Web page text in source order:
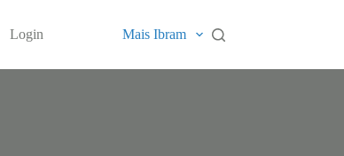
Login Mais Ibram